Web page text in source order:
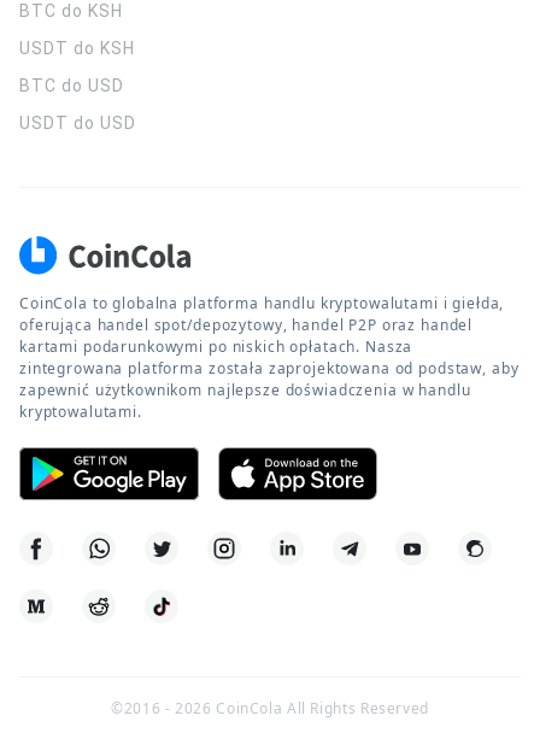
BTC do KSH
USDT do KSH
BTC do USD
USDT do USD
CoinCola to globalna platforma handlu kryptowalutami i giełda,
oferująca handel spot/depozytowy, handel P2P oraz handel
kartami podarunkowymi po niskich opłatach. Nasza
zintegrowana platforma została zaprojektowana od podstaw, aby
zapewnić użytkownikom najlepsze doświadczenia w handlu
kryptowalutami.
©2016 -2026 CoinCola All Rights Reserved